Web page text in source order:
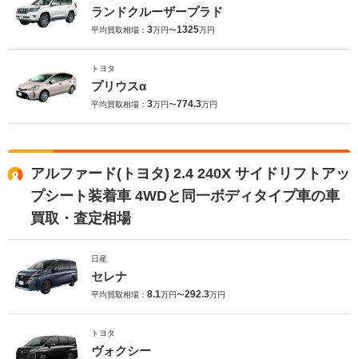
ランドクルーザープラド
平均買取相場： 3万円〜1325万円
トヨタ
プリウスα
平均買取相場： 3万円〜774.3万円
アルファード(トヨタ) 2.4 240X サイドリフトアッ
プシート装着車 4WDと同一ボディタイプ車の車
買取・査定相場
日産
セレナ
平均買取相場： 8.1万円〜292.3万円
トヨタ
ヴォクシー